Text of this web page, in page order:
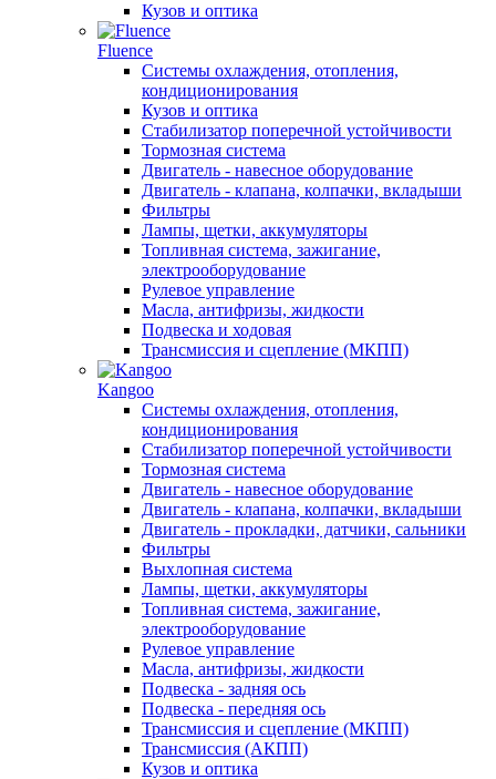
Кузов и оптика
Fluence
Системы охлаждения, отопления,
кондиционирования
Кузов и оптика
Стабилизатор поперечной устойчивости
Тормозная система
Двигатель - навесное оборудование
Двигатель - клапана, колпачки, вкладыши
Фильтры
Лампы, щетки, аккумуляторы
Топливная система, зажигание,
электрооборудование
Рулевое управление
Масла, антифризы, жидкости
Подвеска и ходовая
Трансмиссия и сцепление (МКПП)
Kangoo
Системы охлаждения, отопления,
кондиционирования
Стабилизатор поперечной устойчивости
Тормозная система
Двигатель - навесное оборудование
Двигатель - клапана, колпачки, вкладыши
Двигатель - прокладки, датчики, сальники
Фильтры
Выхлопная система
Лампы, щетки, аккумуляторы
Топливная система, зажигание,
электрооборудование
Рулевое управление
Масла, антифризы, жидкости
Подвеска - задняя ось
Подвеска - передняя ось
Трансмиссия и сцепление (МКПП)
Трансмиссия (АКПП)
Кузов и оптика